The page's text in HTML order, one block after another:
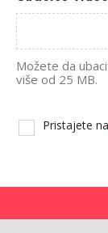
Možete da
više od 25 MB.
Pristajete na